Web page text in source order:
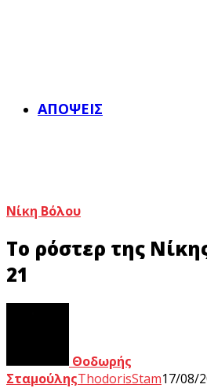
ΑΠΌΨΕΙΣ
Νίκη Βόλου
Το ρόστερ της
21
Θοδωρής
ΣταμούληςThodorisStam17/08/